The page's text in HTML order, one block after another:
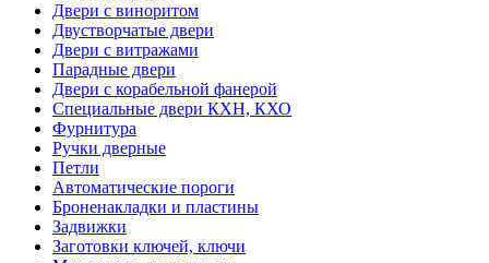
Двери с виноритом
Двустворчатые двери
Двери с витражами
Парадные двери
Двери с корабельной фанерой
Специальные двери КХН, КХО
Фурнитура
Ручки дверные
Петли
Автоматические пороги
Броненакладки и пластины
Задвижки
Заготовки ключей, ключи